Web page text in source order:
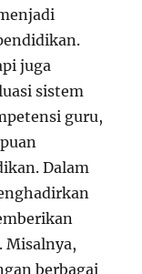
juga
sistem
guru,
Dalam
Misalnya,
berbagai